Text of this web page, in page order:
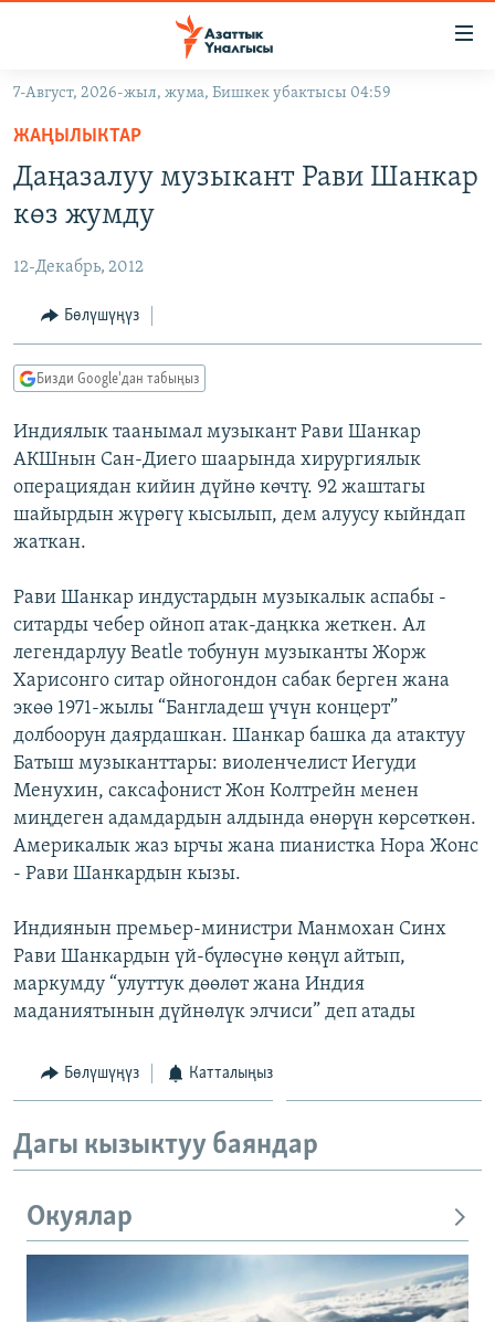
Навигацияга
өтүңүз
Издөөгө
салыңызКЫРГЫЗСТАН
ЭКОНОМИКА
МАДАНИЯТ
ДҮЙНӨ
БОРБОР АЗИЯ
УКРАИНА
АТАЙЫН ИЛИКТӨӨ
ТВ ПРОГРАММАЛАР
ЭКСПЕРТТЕР ТАЛДАЙТ
БИЗ ЖАНА ДҮЙНӨ
ЭЖЕ-СИҢДИЛЕР
ЫҢГАЙСЫЗ СУРООЛОР
ӨЗГӨЧӨ ПИКИР
Русский
ОНЛАЙН ШЕРИНЕ
ЭЕ/АРнун бардык сайттары
7-Август, 2026-жыл, жума, Бишкек убактысы 04:59
ЖАҢЫЛЫКТАР
Даңазалуу музыкант Рави Шанкар
көз жумду
12-Декабрь, 2012
Бөлүшүңүз
Бизди Google'дан табыңыз
Индиялык таанымал музыкант Рави Шанкар
АКШнын Сан-Диего шаарында хирургиялык
операциядан кийин дүйнө көчтү. 92 жаштагы
шайырдын жүрөгү кысылып, дем алуусу кыйндап
жаткан.
Рави Шанкар индустардын музыкалык аспабы -
ситарды чебер ойноп атак-даңкка жеткен. Ал
легендарлуу Beatle тобунун музыканты Жорж
Харисонго ситар ойногондон сабак берген жана
экөө 1971-жылы “Бангладеш үчүн концерт”
долбоорун даярдашкан. Шанкар башка да атактуу
Батыш музыканттары: виоленчелист Иегуди
Менухин, саксафонист Жон Колтрейн менен
миңдеген адамдардын алдында өнөрүн көрсөткөн.
Америкалык жаз ырчы жана пианистка Нора Жонс
- Рави Шанкардын кызы.
Индиянын премьер-министри Манмохан Синх
Рави Шанкардын үй-бүлөсүнө көңүл айтып,
маркумду “улуттук дөөлөт жана Индия
маданиятынын дүйнөлүк элчиси” деп атады
Бөлүшүңүз Катталыңыз
Дагы кызыктуу баяндар
Окуялар